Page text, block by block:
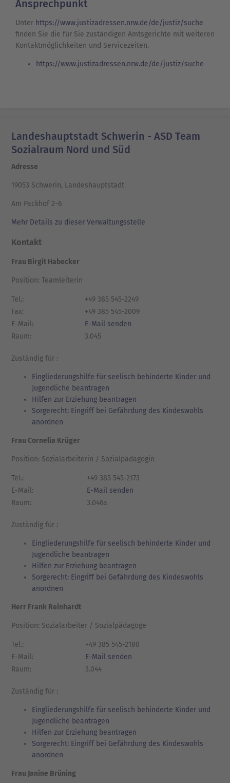
Ansprechpunkt
Unter https://www.justizadressen.nrw.de/de/justiz/suche
finden Sie die für Sie zuständigen Amtsgerichte mit weiteren
Kontaktmöglichkeiten und Servicezeiten.
https://www.justizadressen.nrw.de/de/justiz/suche
Landeshauptstadt Schwerin - ASD Team
Sozialraum Nord und Süd
Adresse
19053 Schwerin, Landeshauptstadt
Am Packhof 2-6
Mehr Details zu dieser Verwaltungsstelle
Kontakt
Frau Birgit Habecker
Position: Teamleiterin
Tel.:
+49 385 545-2249
Fax:
+49 385 545-2009
E-Mail:
E-Mail senden
Raum:
3.045
Zuständig für :
Eingliederungshilfe für seelisch behinderte Kinder und
Jugendliche beantragen
Hilfen zur Erziehung beantragen
Sorgerecht: Eingriff bei Gefährdung des Kindeswohls
anordnen
Frau Cornelia Krüger
Position: Sozialarbeiterin / Sozialpädagogin
Tel.:
+49 385 545-2173
E-Mail:
E-Mail senden
Raum:
3.046a
Zuständig für :
Eingliederungshilfe für seelisch behinderte Kinder und
Jugendliche beantragen
Hilfen zur Erziehung beantragen
Sorgerecht: Eingriff bei Gefährdung des Kindeswohls
anordnen
Herr Frank Reinhardt
Position: Sozialarbeiter / Sozialpädagoge
Tel.:
+49 385 545-2180
E-Mail:
E-Mail senden
Raum:
3.044
Zuständig für :
Eingliederungshilfe für seelisch behinderte Kinder und
Jugendliche beantragen
Hilfen zur Erziehung beantragen
Sorgerecht: Eingriff bei Gefährdung des Kindeswohls
anordnen
Frau Janine Brüning